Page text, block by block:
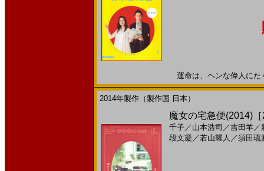
運命は、ヘンな偉人に
2014年製作（製作国 日本）
魔女の宅急便(2014)
千子／ 山本浩司 ／吉田羊／
段文凝 ／若山耀人 ／須田琉